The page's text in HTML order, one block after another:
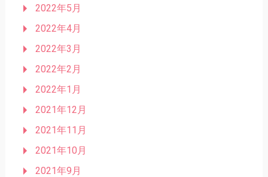
2022年5月
2022年4月
2022年3月
2022年2月
2022年1月
2021年12月
2021年11月
2021年10月
2021年9月